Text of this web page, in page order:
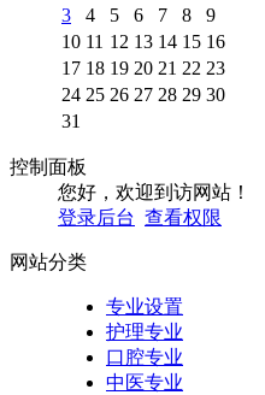
3
4 5 6 7 8
9
10 11 12 13 14 15 16
17 18 19 20 21 22 23
24 25 26 27 28 29 30
31
控制面板
您好，欢迎到访网站！
登录后台 查看权限
网站分类
专业设置
护理专业
口腔专业
中医专业